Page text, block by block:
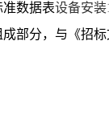
准数据表设备安装
部分，与《招